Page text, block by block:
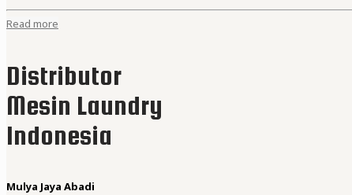
Read more
Distributor
Mesin Laundry
Indonesia
Mulya Jaya Abadi